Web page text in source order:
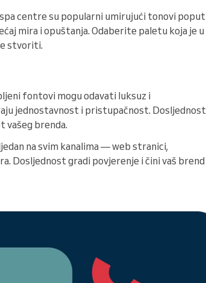
centre su popularni umirujući tonovi poput
mira i opuštanja. Odaberite paletu koja je u
stvoriti.
fontovi mogu odavati luksuz i
jednostavnost i pristupačnost. Dosljednost
brenda.
na svim kanalima — web stranici,
Dosljednost gradi povjerenje i čini vaš brend